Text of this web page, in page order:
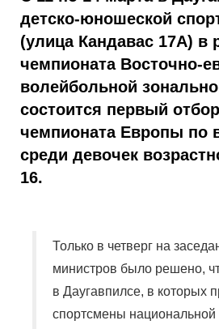
детско-юношеской
(улица Кандавас 17A) в
чемпионата Восточно-
волейбольной
состоится первый
чемпионата Европы по
среди девочек
16.
Только в четверг на
министров было решено,
в Даугавпилсе, в которых
спортсмены национальной